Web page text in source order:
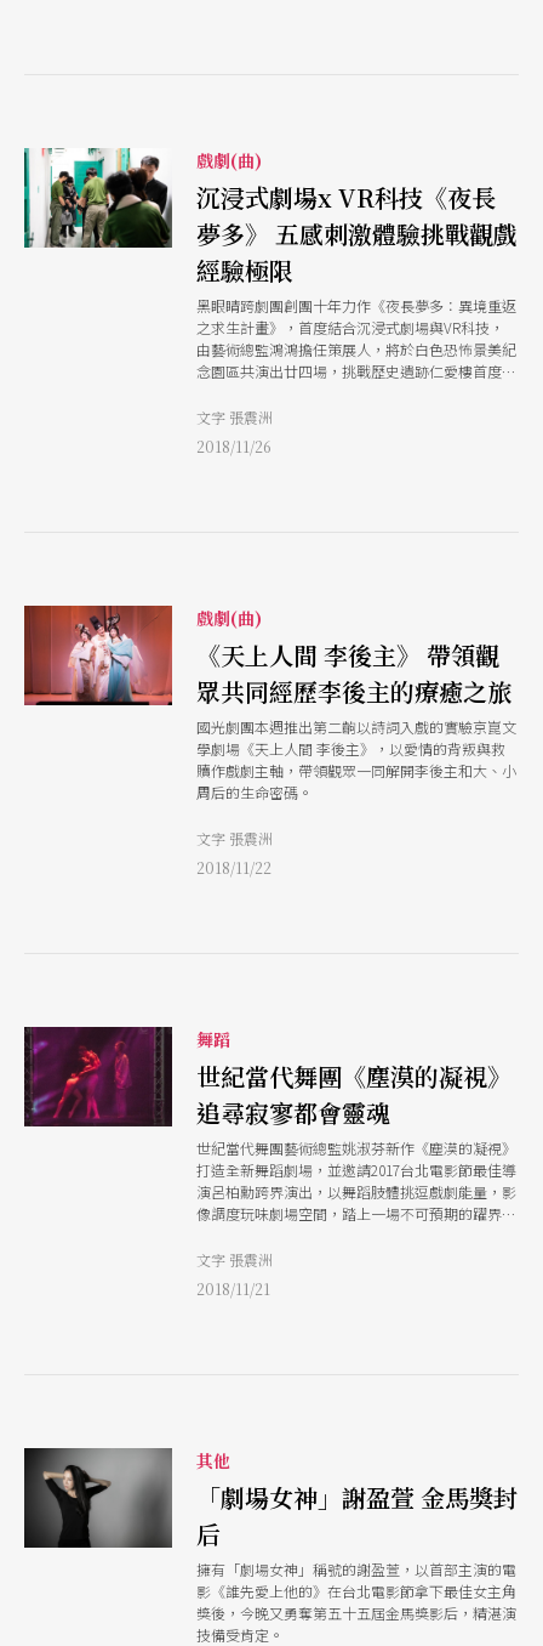
戲劇(曲)
沉浸式劇場x VR科技《夜長
夢多》 五感刺激體驗挑戰觀戲
經驗極限
黑眼睛跨劇團創團十年力作《夜長夢多：異境重返
之求生計畫》，首度結合沉浸式劇場與VR科技，
由藝術總監鴻鴻擔任策展人，將於白色恐怖景美紀
念園區共演出廿四場，挑戰歷史遺跡仁愛樓首度夜
文字 張震洲
2018/11/26
戲劇(曲)
《天上人間 李後主》 帶領觀
眾共同經歷李後主的療癒之旅
國光劇團本週推出第二齣以詩詞入戲的實驗京崑文
學劇場《天上人間 李後主》，以愛情的背叛與救
贖作戲劇主軸，帶領觀眾一同解開李後主和大、小
周后的生命密碼。
文字 張震洲
2018/11/22
舞蹈
世紀當代舞團《塵漠的凝視》
追尋寂寥都會靈魂
世紀當代舞團藝術總監姚淑芬新作《塵漠的凝視》
打造全新舞蹈劇場，並邀請2017台北電影節最佳導
演呂柏勳跨界演出，以舞蹈肢體挑逗戲劇能量，影
像調度玩味劇場空間，踏上一場不可預期的躍界旅
文字 張震洲
2018/11/21
其他
「劇場女神」謝盈萱 金馬獎封
后
擁有「劇場女神」稱號的謝盈萱，以首部主演的電
影《誰先愛上他的》在台北電影節拿下最佳女主角
獎後，今晚又勇奪第五十五屆金馬獎影后，精湛演
技備受肯定。